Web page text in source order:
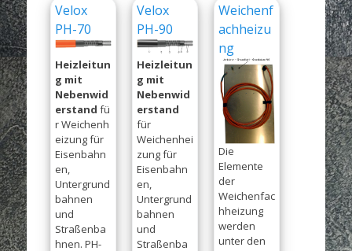
Velox
PH-70
Heizleitun
g mit
Nebenwid
erstand fü
r Weichenh
eizung für
Eisenbahn
en,
Untergrund
bahnen
und
Straßenba
hnen. PH-
Velox
PH-90
Heizleitun
g mit
Nebenwid
erstand
für
Weichenhei
zung für
Eisenbahn
en,
Untergrund
bahnen
und
Straßenba
Weichenf
achheizu
ng
Die
Elemente
der
Weichenfac
hheizung
werden
unter den